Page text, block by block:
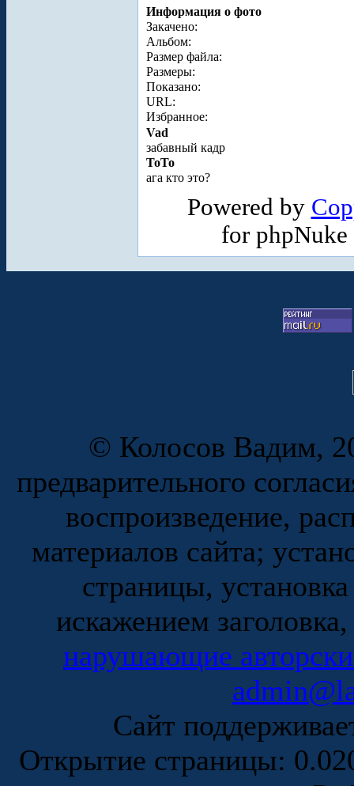
Информация о фото
Закачено:
Альбом:
Размер файла:
Размеры:
Показано:
URL:
Избранное:
Vad
забавный кадр
ToTo
ага кто это?
Powered by
for
© Колосов Вадим,
предварительного
воспроизведение,
материалов сайта;
страницы,
искажением
нарушающие
Сайт
Открытие страницы: